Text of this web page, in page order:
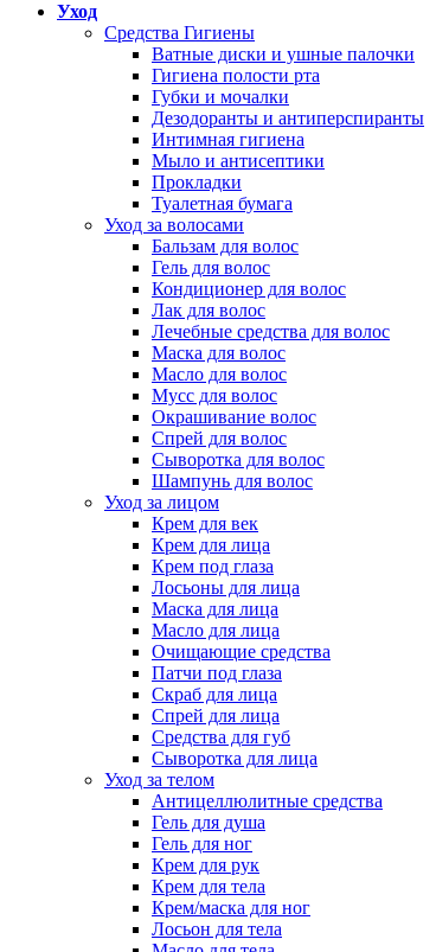
Уход
Средства Гигиены
Ватные диски и ушные палочки
Гигиена полости рта
Губки и мочалки
Дезодоранты и антиперспиранты
Интимная гигиена
Мыло и антисептики
Прокладки
Туалетная бумага
Уход за волосами
Бальзам для волос
Гель для волос
Кондиционер для волос
Лак для волос
Лечебные средства для волос
Маска для волос
Масло для волос
Мусс для волос
Окрашивание волос
Спрей для волос
Сыворотка для волос
Шампунь для волос
Уход за лицом
Крем для век
Крем для лица
Крем под глаза
Лосьоны для лица
Маска для лица
Масло для лица
Очищающие средства
Патчи под глаза
Скраб для лица
Спрей для лица
Средства для губ
Сыворотка для лица
Уход за телом
Антицеллюлитные средства
Гель для душа
Гель для ног
Крем для рук
Крем для тела
Крем/маска для ног
Лосьон для тела